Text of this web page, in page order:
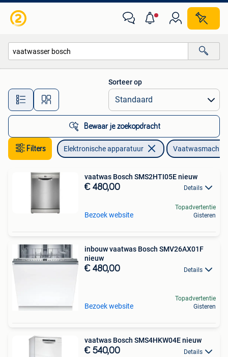
Alle afstanden…
Sorteer op
Bewaar je zoekopdracht
Filters Elektronische apparatuur
vaatwas Bosch SMS2HTI05E nieuw
€ 480,00 Details
Bezoek website
Topadvertentie
Gisteren
inbouw vaatwas Bosch SMV26AX01F
nieuw
€ 480,00 Details
Bezoek website
Topadvertentie
Gisteren
vaatwas Bosch SMS4HKW04E nieuw
€ 540,00 Details